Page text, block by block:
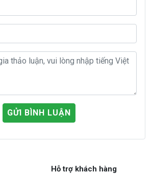
GỬI BÌNH LUẬN
Hỗ trợ khách hàng